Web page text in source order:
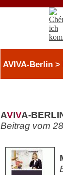
AVIVA-Berlin
AVIVA-
Beitrag vom